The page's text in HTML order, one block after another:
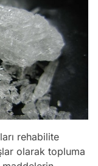
rehabilite
olarak topluma